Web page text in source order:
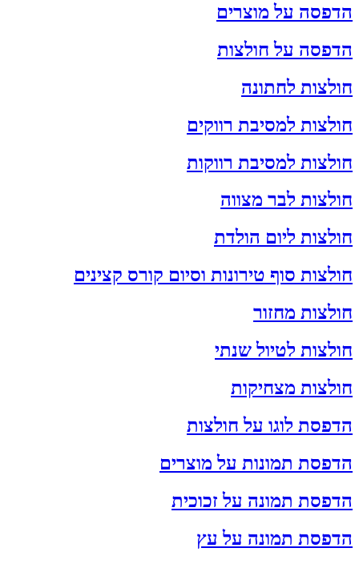
הדפסה על מוצרים
הדפסה על חולצות
חולצות לחתונה
חולצות למסיבת רווקים
חולצות למסיבת רווקות
חולצות לבר מצווה
חולצות ליום הולדת
חולצות סוף טירונות וסיום קורס קצינים
חולצות מחזור
חולצות לטיול שנתי
חולצות מצחיקות
הדפסת לוגו על חולצות
הדפסת תמונות על מוצרים
הדפסת תמונה על זכוכית
הדפסת תמונה על עץ